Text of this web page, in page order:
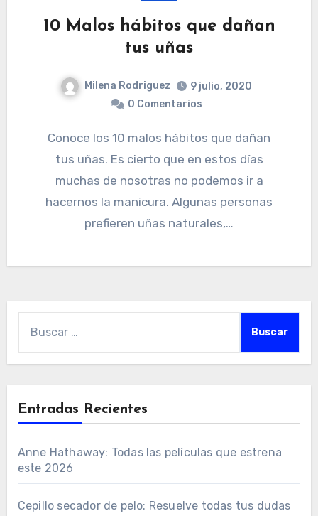
10 Malos hábitos que dañan
tus uñas
Milena Rodriguez
9 julio, 2020
0 Comentarios
Conoce los 10 malos hábitos que dañan
tus uñas. Es cierto que en estos días
muchas de nosotras no podemos ir a
hacernos la manicura. Algunas personas
prefieren uñas naturales,…
Entradas Recientes
Anne Hathaway: Todas las películas que estrena
este 2026
Cepillo secador de pelo: Resuelve todas tus dudas